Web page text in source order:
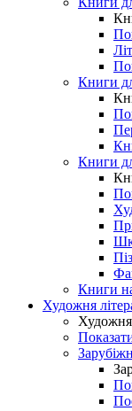
Книги
Книги
Книги
Художня
Художня